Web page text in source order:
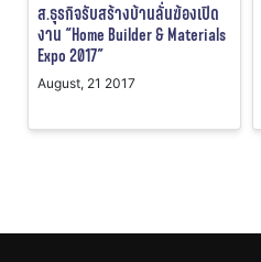
ส.ธุรกิจรับสร้างบ้านลั่นฆ้องเปิด
งาน “Home Builder & Materials
Expo 2017”
August, 21 2017